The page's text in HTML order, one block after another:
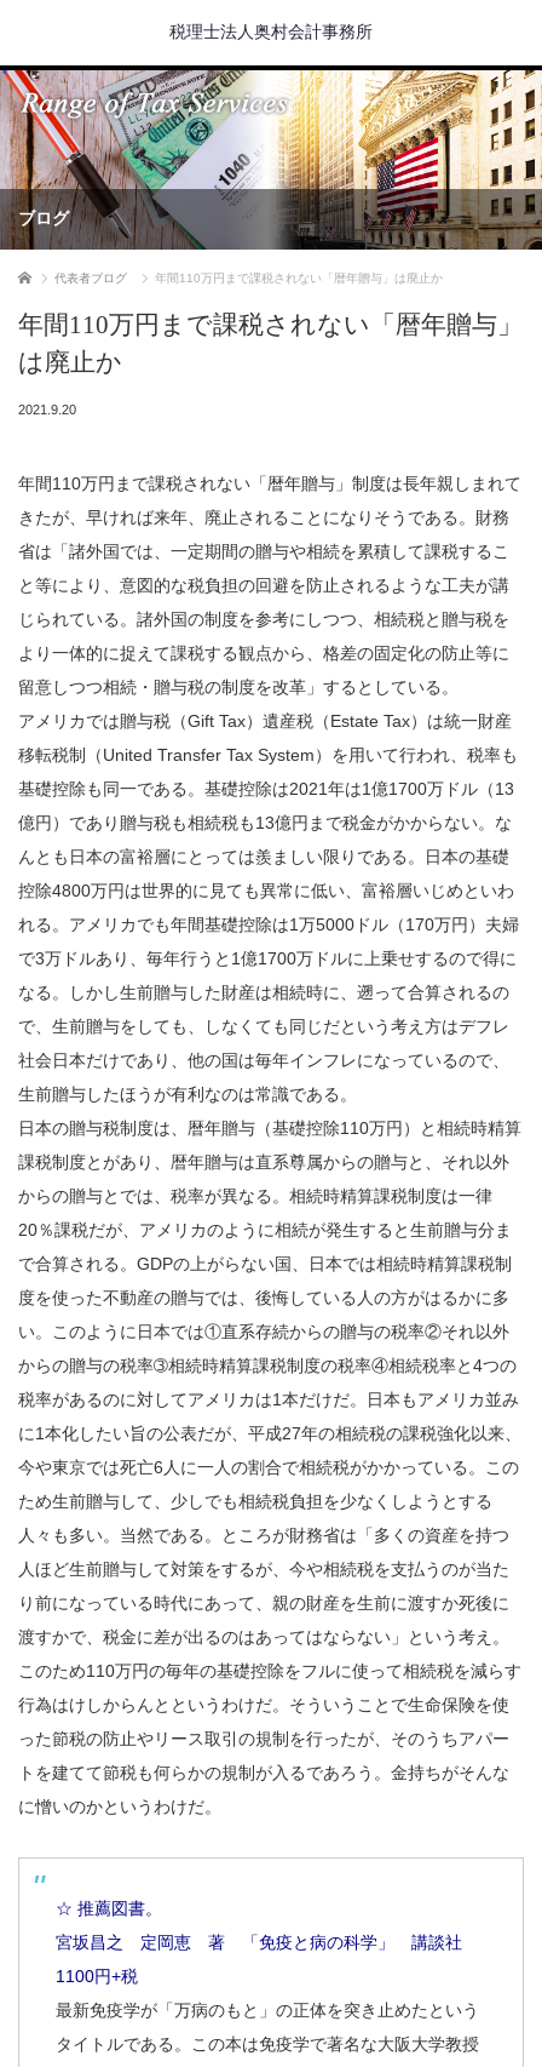
税理士法人奥村会計事務所
ブログ
ホーム 代表者ブログ 年間110万円まで課税されない「暦年贈与」は廃止か
年間110万円まで課税されない「暦年贈与」
は廃止か
2021.9.20
年間110万円まで課税されない「暦年贈与」制度は長年親しまれて
きたが、早ければ来年、廃止されることになりそうである。財務
省は「諸外国では、一定期間の贈与や相続を累積して課税するこ
と等により、意図的な税負担の回避を防止されるような工夫が講
じられている。諸外国の制度を参考にしつつ、相続税と贈与税を
より一体的に捉えて課税する観点から、格差の固定化の防止等に
留意しつつ相続・贈与税の制度を改革」するとしている。
アメリカでは贈与税（Gift Tax）遺産税（Estate Tax）は統一財産
移転税制（United Transfer Tax System）を用いて行われ、税率も
基礎控除も同一である。基礎控除は2021年は1億1700万ドル（13
億円）であり贈与税も相続税も13億円まで税金がかからない。な
んとも日本の富裕層にとっては羨ましい限りである。日本の基礎
控除4800万円は世界的に見ても異常に低い、富裕層いじめといわ
れる。アメリカでも年間基礎控除は1万5000ドル（170万円）夫婦
で3万ドルあり、毎年行うと1億1700万ドルに上乗せするので得に
なる。しかし生前贈与した財産は相続時に、遡って合算されるの
で、生前贈与をしても、しなくても同じだという考え方はデフレ
社会日本だけであり、他の国は毎年インフレになっているので、
生前贈与したほうが有利なのは常識である。
日本の贈与税制度は、暦年贈与（基礎控除110万円）と相続時精算
課税制度とがあり、暦年贈与は直系尊属からの贈与と、それ以外
からの贈与とでは、税率が異なる。相続時精算課税制度は一律
20％課税だが、アメリカのように相続が発生すると生前贈与分ま
で合算される。GDPの上がらない国、日本では相続時精算課税制
度を使った不動産の贈与では、後悔している人の方がはるかに多
い。このように日本では①直系存続からの贈与の税率②それ以外
からの贈与の税率➂相続時精算課税制度の税率④相続税率と4つの
税率があるのに対してアメリカは1本だけだ。日本もアメリカ並み
に1本化したい旨の公表だが、平成27年の相続税の課税強化以来、
今や東京では死亡6人に一人の割合で相続税がかかっている。この
ため生前贈与して、少しでも相続税負担を少なくしようとする
人々も多い。当然である。ところが財務省は「多くの資産を持つ
人ほど生前贈与して対策をするが、今や相続税を支払うのが当た
り前になっている時代にあって、親の財産を生前に渡すか死後に
渡すかで、税金に差が出るのはあってはならない」という考え。
このため110万円の毎年の基礎控除をフルに使って相続税を減らす
行為はけしからんとというわけだ。そういうことで生命保険を使
った節税の防止やリース取引の規制を行ったが、そのうちアパー
トを建てて節税も何らかの規制が入るであろう。金持ちがそんな
に憎いのかというわけだ。
☆ 推薦図書。
宮坂昌之 定岡恵 著 「免疫と病の科学」 講談社
1100円+税
最新免疫学が「万病のもと」の正体を突き止めたという
タイトルである。この本は免疫学で著名な大阪大学教授